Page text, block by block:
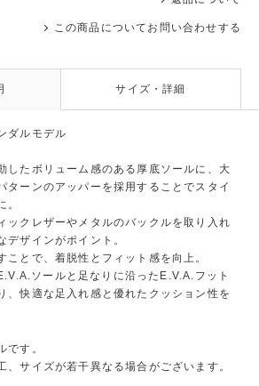
この商品についてお問い合わせする
サイズ・詳細
ダルモデル
したボリューム感のある厚底ソールに、大
ターンのアッパーを採用することでスタイ
。
ックレザーやメタルのバックルを取り入れ
デザインがポイント。
ことで、着脱性とフィット感を向上。
ソールと足なりに沿ったE.V.A.フット
、快適な足入れ感と優れたクッション性を
す。
、サイズが若干異なる場合がございます。